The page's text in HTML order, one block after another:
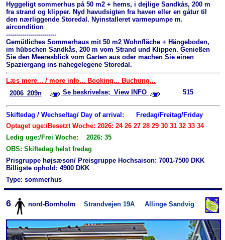
Hyggeligt sommerhus på 50 m2 + hems, i dejlige Sandkås, 200 m
fra strand og klipper. Nyd havudsigten fra haven eller en gåtur til
den nærliggende Storedal. Nyinstalleret varmepumpe m.
aircondition
-------------------------
Gemütliches Sommerhaus mit 50 m2 Wohnfläche + Hängeboden,
im hübschen Sandkås, 200 m vom Strand und Klippen. Genießen
Sie den Meeresblick vom Garten aus oder machen Sie einen
Spaziergang ins nahegelegene Storedal.
Læs mere... / more info... Booking... Buchung...
2006_209n
Se beskrivelse; View INFO 515
Skiftedag / Wechseltag/ Day of arrival: Fredag/Freitag/Friday
Optaget uge:/Besetzt Woche: 2026: 24 26 27 28 29 30 31 32 33 34
Ledig uge:/Frei Woche: 2026: 35
OBS: Skiftedag helst fredag
Prisgruppe højsæson/ Preisgruppe Hochsaison: 7001-7500 DKK
Billigste ophold: 4900 DKK
Type: sommerhus
6 nord-Bornholm Strandvejen 19A Allinge Sandvig